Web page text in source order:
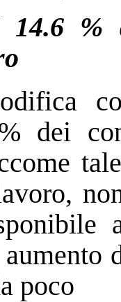
14.6
dei
poco